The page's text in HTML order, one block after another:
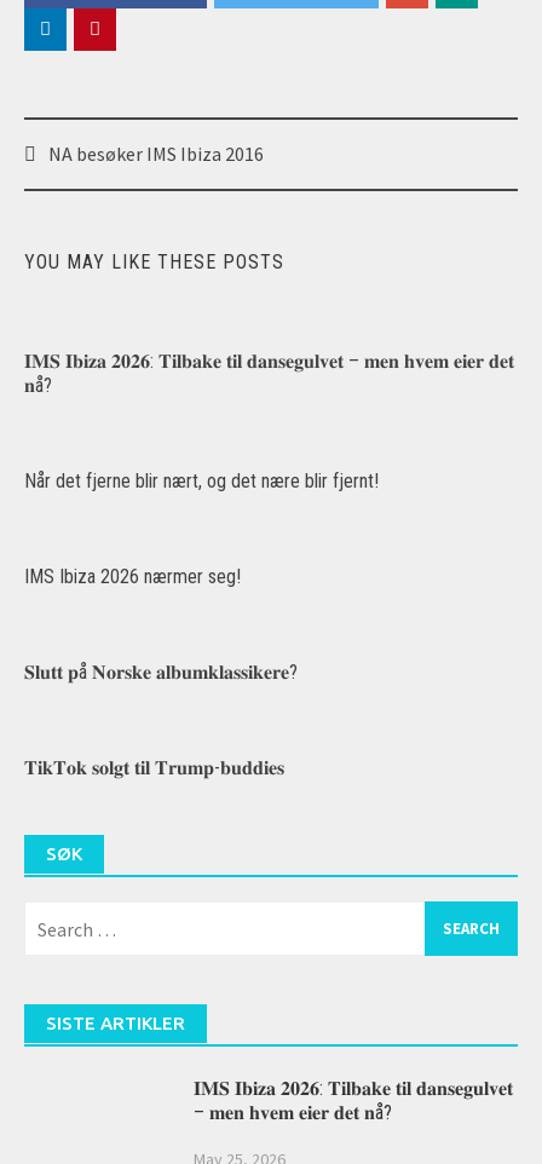
Post
navigation
NA besøker IMS Ibiza 2016
YOU MAY LIKE THESE POSTS
𝐈𝐌𝐒 𝐈𝐛𝐢𝐳𝐚 𝟐𝟎𝟐𝟔: 𝐓𝐢𝐥𝐛𝐚𝐤𝐞 𝐭𝐢𝐥 𝐝𝐚𝐧𝐬𝐞𝐠𝐮𝐥𝐯𝐞𝐭 – 𝐦𝐞𝐧 𝐡𝐯𝐞𝐦 𝐞𝐢𝐞𝐫 𝐝𝐞𝐭
𝐧å?
Når det fjerne blir nært, og det nære blir fjernt!
IMS Ibiza 2026 nærmer seg!
𝐒𝐥𝐮𝐭𝐭 𝐩å 𝐍𝐨𝐫𝐬𝐤𝐞 𝐚𝐥𝐛𝐮𝐦𝐤𝐥𝐚𝐬𝐬𝐢𝐤𝐞𝐫𝐞?
𝐓𝐢𝐤𝐓𝐨𝐤 𝐬𝐨𝐥𝐠𝐭 𝐭𝐢𝐥 𝐓𝐫𝐮𝐦𝐩-𝐛𝐮𝐝𝐝𝐢𝐞𝐬
SØK
for:
SISTE ARTIKLER
𝐈𝐌𝐒 𝐈𝐛𝐢𝐳𝐚 𝟐𝟎𝟐𝟔: 𝐓𝐢𝐥𝐛𝐚𝐤𝐞 𝐭𝐢𝐥 𝐝𝐚𝐧𝐬𝐞𝐠𝐮𝐥𝐯𝐞𝐭
– 𝐦𝐞𝐧 𝐡𝐯𝐞𝐦 𝐞𝐢𝐞𝐫 𝐝𝐞𝐭 𝐧å?
May 25, 2026